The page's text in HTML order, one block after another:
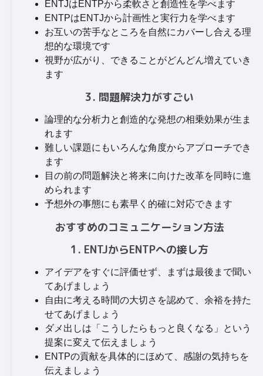
ENTJはENTPから柔軟さと創造性を学べます
ENTPはENTJから計画性と実行力を学べます
お互いの苦手なところを自然にカバーし合える理
想的な環境です
視野が広がり、できることがどんどん増えていき
ます
3. 問題解決力がすごい
論理的な分析力と創造的な発想の相乗効果が生ま
れます
難しい課題にもいろんな角度からアプローチでき
ます
目の前の問題解決と将来に向けた改革を同時に進
められます
予想外の事態にも素早く的確に対応できます
おすすめのコミュニケーション方法
1. ENTJからENTPへの接し方
アイデアをすぐに評価せず、まずは最後まで聞い
てあげましょう
自由に考える時間の大切さを認めて、余裕を持た
せてあげましょう
ダメ出しは「こうしたらもっと良くなる」という
提案に変えて伝えましょう
ENTPの貢献を具体的にほめて、感謝の気持ちを
伝えましょう